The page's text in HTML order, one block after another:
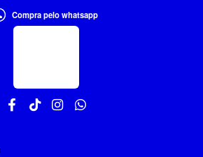
Compra pelo whatsapp